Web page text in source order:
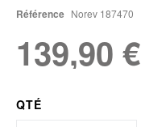
Référence Norev 187470
139,90 €
QTÉ